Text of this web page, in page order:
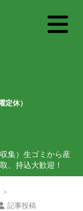
定休）
集）生ゴミから産
、持込大歓迎！
記事投稿